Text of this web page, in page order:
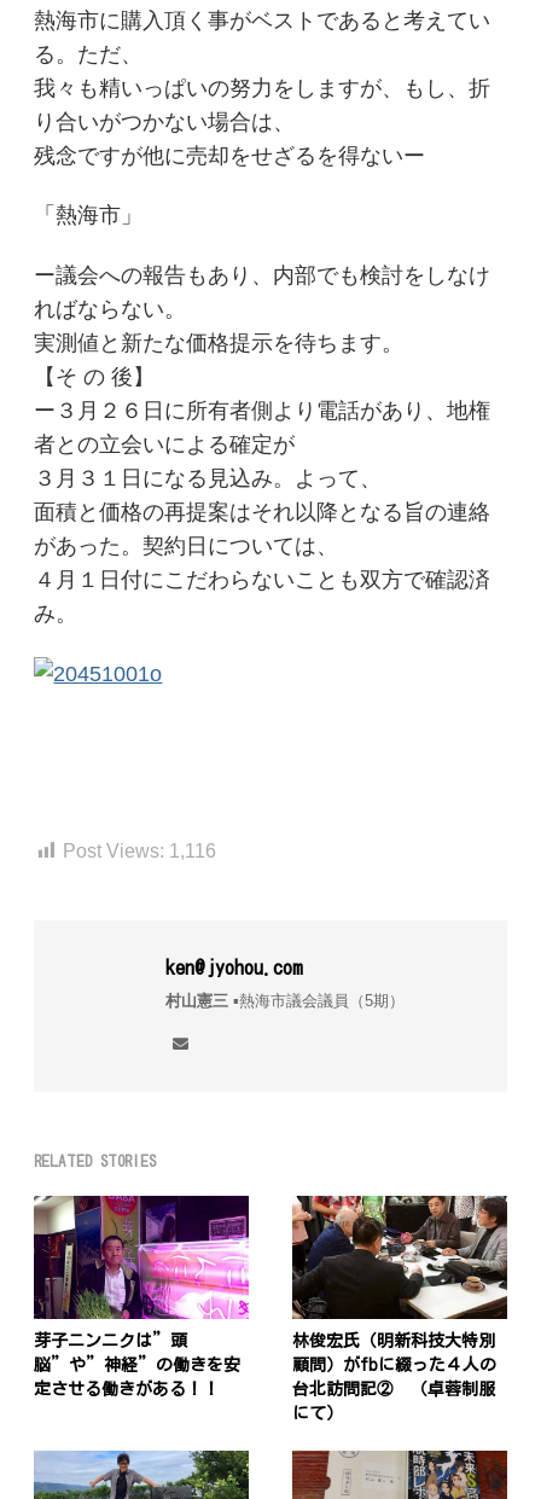
熱海市に購入頂く事がベストであると考えてい
る。ただ、
我々も精いっぱいの努力をしますが、もし、折
り合いがつかない場合は、
残念ですが他に売却をせざるを得ないー
「熱海市」
ー議会への報告もあり、内部でも検討をしなけ
ればならない。
実測値と新たな価格提示を待ちます。
【そ の 後】
ー３月２６日に所有者側より電話があり、地権
者との立会いによる確定が
３月３１日になる見込み。よって、
面積と価格の再提案はそれ以降となる旨の連絡
があった。契約日については、
４月１日付にこだわらないことも双方で確認済
み。
Post Views: 1,116
ken@jyohou.com
村山憲三▪︎熱海市議会議員（5期）
RELATED STORIES
芽子ニンニクは”頭
脳”や”神経”の働きを安
定させる働きがある！！
林俊宏氏（明新科技大特別
顧問）がfbに綴った４人の
台北訪問記② （卓蓉制服
にて）